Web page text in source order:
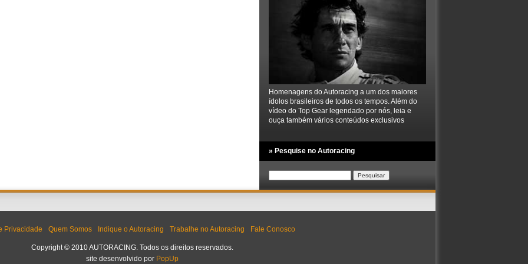
Homenagens do Autoracing a um dos maiores
ídolos brasileiros de todos os tempos. Além do
vídeo do Top Gear legendado por nós, leia e
ouça também vários conteúdos exclusivos
» Pesquise no Autoracing
por:
Privacidade Quem Somos Indique o Autoracing Trabalhe no Autoracing Fale Conosco
Copyright © 2010 AUTORACING. Todos os direitos reservados.
site desenvolvido por PopUp